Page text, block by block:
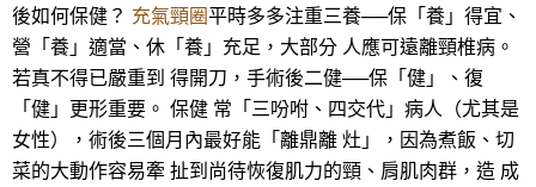
後如何保健？ 充氣頸圈平時多多注重三養──保「養」得宜、
營「養」適當、休「養」充足，大部分 人應可遠離頸椎病。
若真不得已嚴重到 得開刀，手術後二健──保「健」、復
「健」更形重要。 保健 常「三吩咐、四交代」病人（尤其是
女性），術後三個月內最好能「離鼎離 灶」，因為煮飯、切
菜的大動作容易牽 扯到尚待恢復肌力的頸、肩肌肉群，造 成